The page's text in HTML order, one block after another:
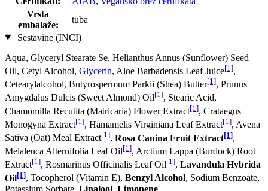
Vrsta
embalaže:
tuba
Sestavine (INCI)
Aqua, Glyceryl Stearate Se, Helianthus Annus (Sunflower) Seed
Oil, Cetyl Alcohol, Glycerin, Aloe Barbadensis Leaf Juice[1],
Cetearylalcohol, Butyrospermum Parkii (Shea) Butter[1], Prunus
Amygdalus Dulcis (Sweet Almond) Oil[1], Stearic Acid,
Chamomilla Recutita (Matricaria) Flower Extract[1], Crataegus
Monogyna Extract[1], Hamamelis Virginiana Leaf Extract[1], Avena
Sativa (Oat) Meal Extract[1], Rosa Canina Fruit Extract[1],
Melaleuca Alternifolia Leaf Oil[1], Arctium Lappa (Burdock) Root
Extract[1], Rosmarinus Officinalis Leaf Oil[1], Lavandula Hybrida
Oil[1], Tocopherol (Vitamin E), Benzyl Alcohol, Sodium Benzoate,
Potassium Sorbate, Linalool, Limonene